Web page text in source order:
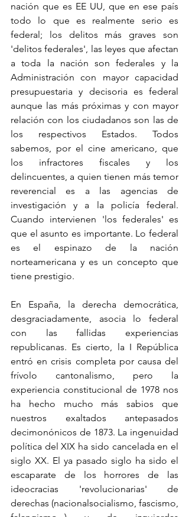
nación que es EE UU, que en ese país
todo lo que es realmente serio es
federal; los delitos más graves son
'delitos federales', las leyes que afectan
a toda la nación son federales y la
Administración con mayor capacidad
presupuestaria y decisoria es federal
aunque las más próximas y con mayor
relación con los ciudadanos son las de
los respectivos Estados. Todos
sabemos, por el cine americano, que
los infractores fiscales y los
delincuentes, a quien tienen más temor
reverencial es a las agencias de
investigación y a la policía federal.
Cuando intervienen 'los federales' es
que el asunto es importante. Lo federal
es el espinazo de la nación
norteamericana y es un concepto que
tiene prestigio.
En España, la derecha democrática,
desgraciadamente, asocia lo federal
con las fallidas experiencias
republicanas. Es cierto, la I República
entró en crisis completa por causa del
frívolo cantonalismo, pero la
experiencia constitucional de 1978 nos
ha hecho mucho más sabios que
nuestros exaltados antepasados
decimonónicos de 1873. La ingenuidad
política del XIX ha sido cancelada en el
siglo XX. El ya pasado siglo ha sido el
escaparate de los horrores de las
ideocracias 'revolucionarias' de
derechas (nacionalsocialismo, fascismo,